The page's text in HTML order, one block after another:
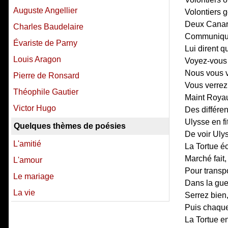
Volontiers
Deux
Lui dirent
Voyez-
Nous vous
Vous
Maint
Des
Ulysse en
De voir
La Tortue
Marché
Pour
Dans la
Serrez
Puis
La Tortue
Auguste Angellier
Charles Baudelaire
Évariste de Parny
Louis Aragon
Pierre de Ronsard
Théophile Gautier
Victor Hugo
Quelques thèmes de poésies
L'amitié
L'amour
Le mariage
La vie